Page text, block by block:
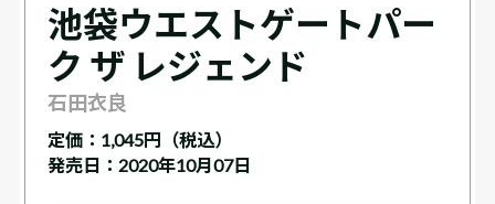
池袋ウエストゲートパー
ク ザ レジェンド
石田衣良
定価： 1,045円（税込）
発売日：2020年10月07日